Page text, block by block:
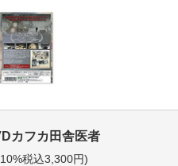
カフカ田舎医者
税込3,300円)